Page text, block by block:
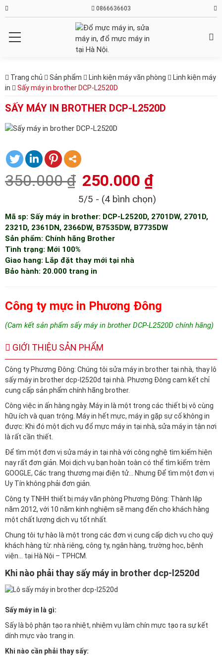
0866636603
Trang chủ Sản phẩm Linh kiện máy văn phòng
Linh kiện máy
in
Sấy máy in brother DCP-L2520D
SẤY MÁY IN BROTHER DCP-L2520D
350.000₫ 250.000 ₫
5/5 - (4 bình chọn)
Mã sp: Sấy máy in brother: DCP-L2520D, 2701DW, 2701D,
2321D, 2361DN, 2366DW, B7535DW, B7735DW
Sản phẩm: Chính hãng Brother
Tình trạng: Mới 100%
Giao hang: Lắp đặt thay mới tại nhà
Bảo hành: 20.000 trang in
Công ty mực in Phương Đông
(Cam kết sản phẩm sấy máy in brother DCP-L2520D chính hãng)
GIỚI THIỆU SẢN PHẨM
Công ty Phương Đông: Chúng tôi sửa máy in brother tại nhà, thay lô
sấy máy in brother dcp-l2520d tại nhà. Phương Đông cam kết chỉ
cung cấp sản phẩm chính hãng brother.
Công việc in ấn hàng ngày. Máy in là một trong các thiết bị vô cùng
hữu ích và quan trộng. Máy in hết mực, máy in gặp sự cố không in
được: Khi đó một dịch vụ đổ mực máy in tại nhà, sửa máy in tận nơi
là rất cần thiết.
Để tìm một đơn vị sửa máy in tại nhà với công nghệ tìm kiếm hiện
nay rất đơn giản. Mọi dịch vụ bạn hoàn toàn có thể tìm kiếm trêm
GOOGLE, Các trang thương mại điện tử… Nhưng Để tìm một đơn vị
Uy Tín không phải đơn giản.
Công ty TNHH thiết bị máy văn phòng Phương Đông: Thành lập
năm 2012, với 10 năm kinh nghiệm sẽ mang đến cho khách hàng
một chất lượng dịch vụ tốt nhất.
Chung tôi tự hào là một trong các đơn vị cung cấp dịch vụ cho quý
khách hàng từ: nhà riêng, công ty, ngân hàng, trường học, bệnh
viện… tại Hà Nội – TPHCM.
Khi nào phải thay sấy máy in brother dcp-l2520d
Sấy máy in là gì:
Sấy là bộ phận tạo ra nhiệt, nhiệm vụ làm chín mực tạo ra sự kết
dính mực vào trang in.
Khi nào cần phải thay sấy: